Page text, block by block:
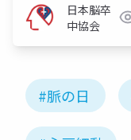
日本脳卒
中協会
#脈の日